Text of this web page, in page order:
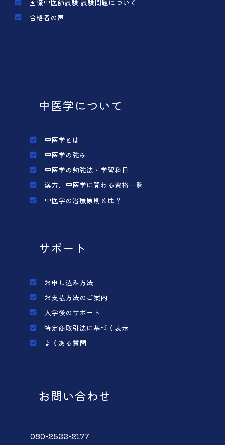
国際中医師試験 試験問題について
合格者の声
中医学について
中医学とは
中医学の強み
中医学の勉強法・学習科目
漢方、中医学に関わる資格一覧
中医学の治療原則とは？
サポート
お申し込み方法
お支払方法のご案内
入学後のサポート
特定商取引法に基づく表示
よくある質問
お問い合わせ
080-2533-2177